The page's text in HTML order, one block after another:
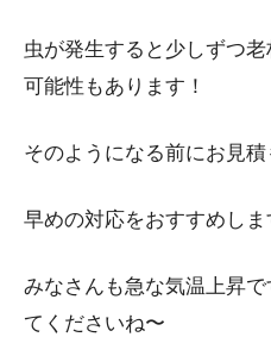
虫が発生すると少しずつ
可能性もあります！
そのようになる前にお見
早めの対応をおすすめしま
みなさんも急な気温上昇
てくださいね〜